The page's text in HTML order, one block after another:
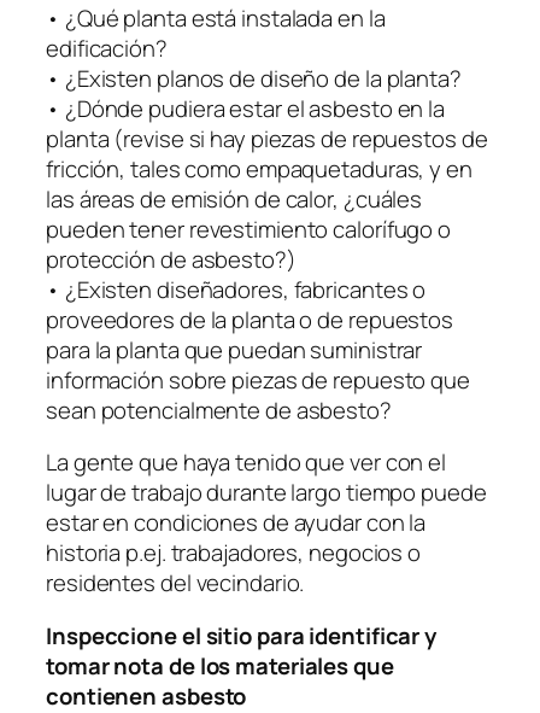
• ¿Qué planta está instalada en la
edificación?
• ¿Existen planos de diseño de la planta?
• ¿Dónde pudiera estar el asbesto en la
planta (revise si hay piezas de repuestos de
fricción, tales como empaquetaduras, y en
las áreas de emisión de calor, ¿cuáles
pueden tener revestimiento calorífugo o
protección de asbesto?)
• ¿Existen diseñadores, fabricantes o
proveedores de la planta o de repuestos
para la planta que puedan suministrar
información sobre piezas de repuesto que
sean potencialmente de asbesto?
La gente que haya tenido que ver con el
lugar de trabajo durante largo tiempo puede
estar en condiciones de ayudar con la
historia p.ej. trabajadores, negocios o
residentes del vecindario.
Inspeccione el sitio para identificar y
tomar nota de los materiales que
contienen asbesto